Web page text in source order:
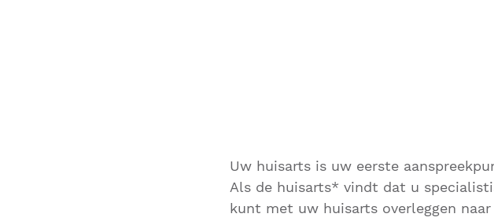
Uw huisarts is uw eerste
Als de huisarts* vindt dat u
kunt met uw huisarts overleggen